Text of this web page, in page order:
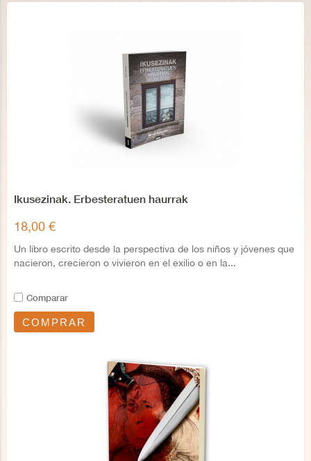
Ikusezinak. Erbesteratuen haurrak
18,00 €
Un libro escrito desde la perspectiva de los niños y jóvenes que
nacieron, crecieron o vivieron en el exilio o en la...
Comparar
COMPRAR